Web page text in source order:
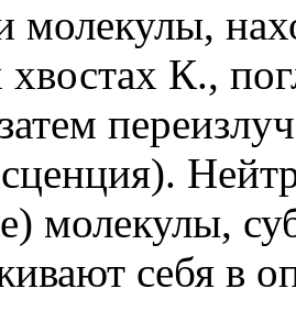
молекулы,
хвостах К.,
молекулы,
себя в